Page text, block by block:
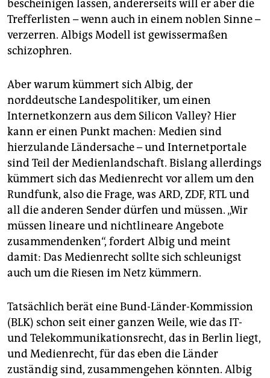
bescheinigen lassen, andererseits will er aber die
Trefferlisten – wenn auch in einem noblen Sinne –
verzerren. Albigs Modell ist gewissermaßen
schizophren.
Aber warum kümmert sich Albig, der
norddeutsche Landespolitiker, um einen
Internetkonzern aus dem Silicon Valley? Hier
kann er einen Punkt machen: Medien sind
hierzulande Ländersache – und Internetportale
sind Teil der Medienlandschaft. Bislang allerdings
kümmert sich das Medienrecht vor allem um den
Rundfunk, also die Frage, was ARD, ZDF, RTL und
all die anderen Sender dürfen und müssen. „Wir
müssen lineare und nichtlineare Angebote
zusammendenken“, fordert Albig und meint
damit: Das Medienrecht sollte sich schleunigst
auch um die Riesen im Netz kümmern.
Tatsächlich berät eine Bund-Länder-Kommission
(BLK) schon seit einer ganzen Weile, wie das IT-
und Telekommunikationsrecht, das in Berlin liegt,
und Medienrecht, für das eben die Länder
zuständig sind, zusammengehen könnten. Albig